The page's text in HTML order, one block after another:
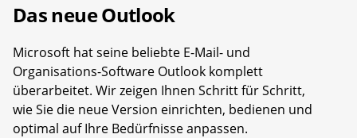
Das neue Outlook
Microsoft hat seine beliebte E-Mail- und
Organisations-Software Outlook komplett
überarbeitet. Wir zeigen Ihnen Schritt für Schritt,
wie Sie die neue Version einrichten, bedienen und
optimal auf Ihre Bedürfnisse anpassen.